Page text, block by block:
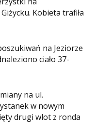
Kobieta trafiła
na Jeziorze
ciało 37-
na ul.
w nowym
drugi wlot z ronda